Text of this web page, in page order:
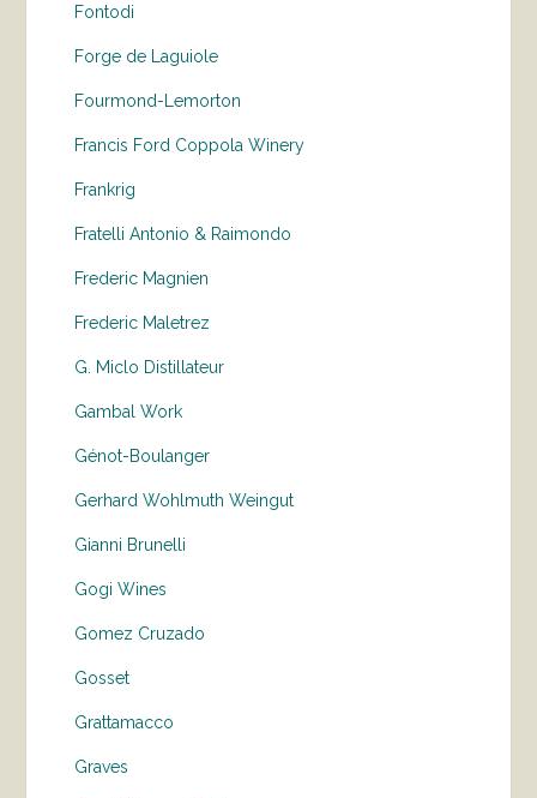
Fontodi
Forge de Laguiole
Fourmond-Lemorton
Francis Ford Coppola Winery
Frankrig
Fratelli Antonio & Raimondo
Frederic Magnien
Frederic Maletrez
G. Miclo Distillateur
Gambal Work
Génot-Boulanger
Gerhard Wohlmuth Weingut
Gianni Brunelli
Gogi Wines
Gomez Cruzado
Gosset
Grattamacco
Graves